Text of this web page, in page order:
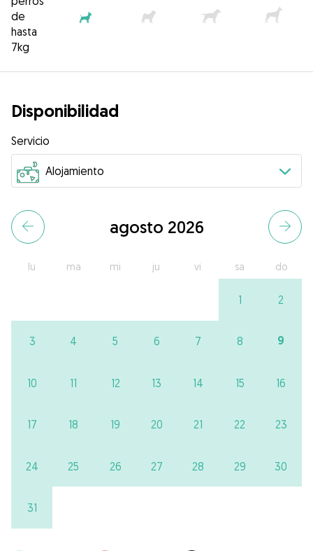
de
hasta
7kg
Disponibilidad
Servicio
agosto 2026
lu ma mi ju vi sa do
1 2
3 4 5 6 7 8 9
10 11 12 13 14 15 16
17 18 19 20 21 22 23
24 25 26 27 28 29 30
31